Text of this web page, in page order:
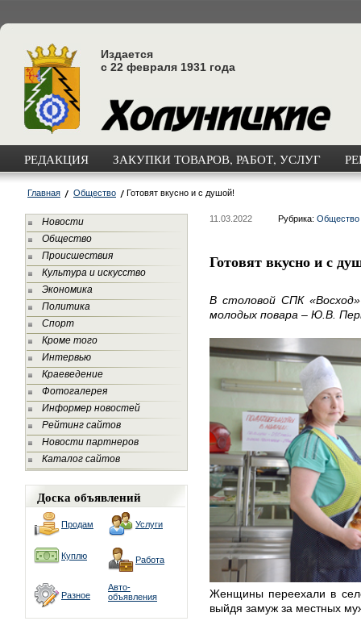
Издается
с 22 февраля 1931 года
РЕДАКЦИЯ ЗАКУПКИ ТОВАРОВ, РАБОТ, УСЛУГ
Главная Общество Готовят вкусно и с душой!
Новости
Общество
Происшествия
Культура и искусство
Экономика
Политика
Спорт
Кроме того
Интервью
Краеведение
Фотогалерея
Информер новостей
Рейтинг сайтов
Новости партнеров
Каталог сайтов
Доска объявлений
Продам Услуги
Куплю Работа
Разное
Авто-
объявления
11.03.2022 Рубрика: Общество
Готовят вкусно и с
В столовой СПК
молодых повара – Ю.В.
Женщины переехали в
выйдя замуж за местных